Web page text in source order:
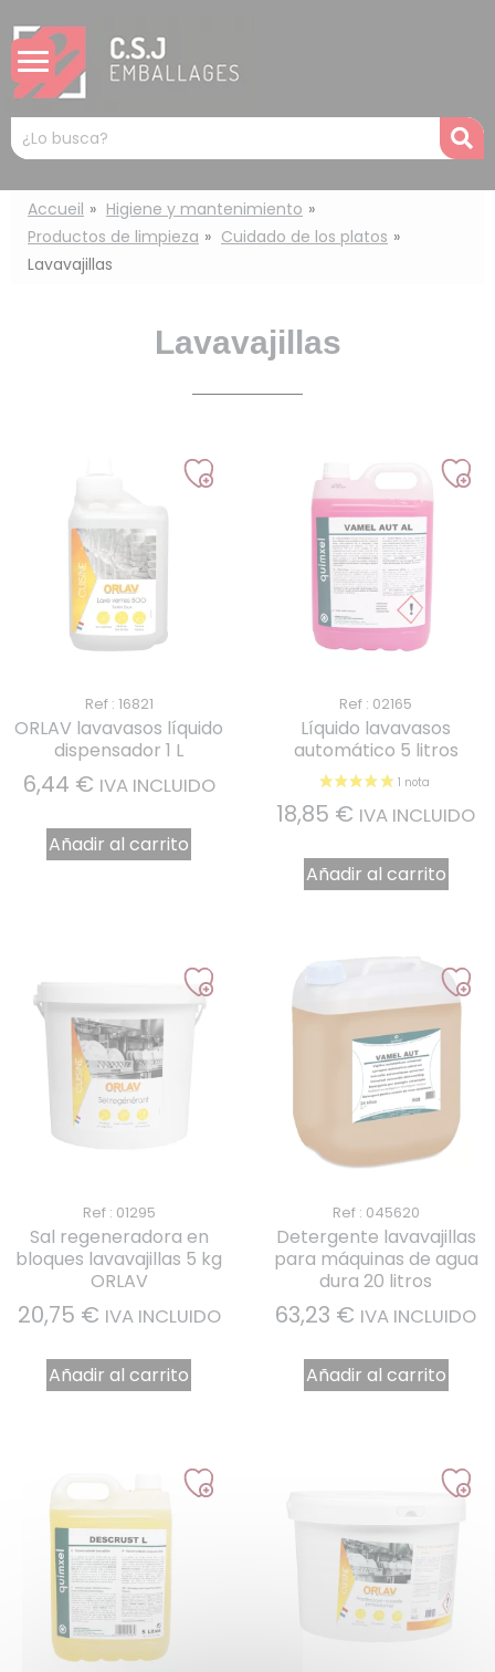
Mots
clés
:
Accueil
Higiene y mantenimiento
Productos de limpieza
Cuidado de los platos
Lavavajillas
Lavavajillas
Ref : 16821
ORLAV lavavasos líquido
dispensador 1 L
6,44 € IVA INCLUIDO
Añadir al carrito
Ref : 02165
Líquido lavavasos
automático 5 litros
18,85 € IVA INCLUIDO
Añadir al carrito
Ref : 01295
Sal regeneradora en
bloques lavavajillas 5 kg
ORLAV
20,75 € IVA INCLUIDO
Añadir al carrito
Ref : 045620
Detergente lavavajillas
para máquinas de agua
dura 20 litros
63,23 € IVA INCLUIDO
Añadir al carrito